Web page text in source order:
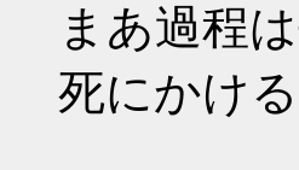
まあ過程
死にかけ